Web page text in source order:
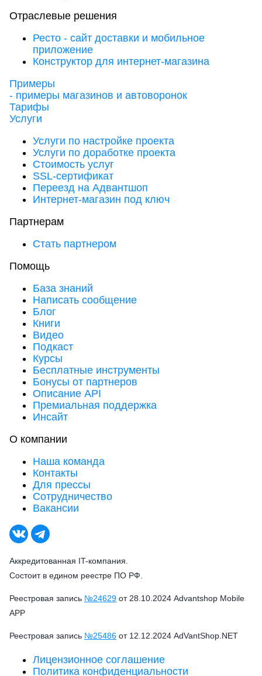
Отраслевые решения
Ресто - сайт доставки и мобильное
приложение
Конструктор для интернет-магазина
Примеры
- примеры магазинов и автоворонок
Тарифы
Услуги
Услуги по настройке проекта
Услуги по доработке проекта
Стоимость услуг
SSL-сертификат
Переезд на Адвантшоп
Интернет-магазин под ключ
Партнерам
Стать партнером
Помощь
База знаний
Написать сообщение
Блог
Книги
Видео
Подкаст
Курсы
Бесплатные инструменты
Бонусы от партнеров
Описание API
Премиальная поддержка
Инсайт
О компании
Наша команда
Контакты
Для прессы
Сотрудничество
Вакансии
Аккредитованная IT-компания.
Состоит в едином реестре ПО РФ.
Реестровая запись №24629 от 28.10.2024 Advantshop Mobile
APP
Реестровая запись №25486 от 12.12.2024 AdVantShop.NET
Лицензионное соглашение
Политика конфиденциальности